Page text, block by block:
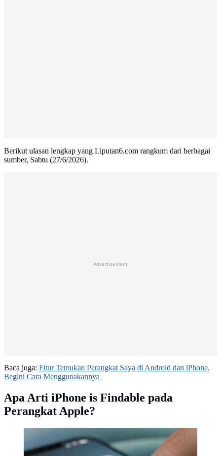
Berikut ulasan lengkap yang Liputan6.com rangkum dari berbagai
sumber, Sabtu (27/6/2026).
Advertisement
Baca juga: Fitur Temukan Perangkat Saya di Android dan iPhone,
Begini Cara Menggunakannya
Apa Arti iPhone is Findable pada
Perangkat Apple?
Ilustrasi Setting di iPhone (AI Generated)